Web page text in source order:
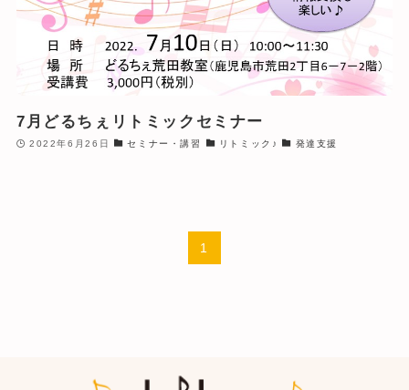
7月どるちぇリトミックセミナー
2022年6月26日 セミナー・講習 リトミック♪ 発達支援
1